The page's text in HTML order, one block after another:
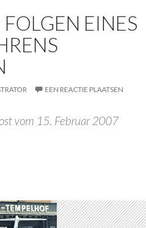
EINES
EEN REACTIE PLAATSEN
vom 15. Februar 2007
eines Volksbegehrens umstritten